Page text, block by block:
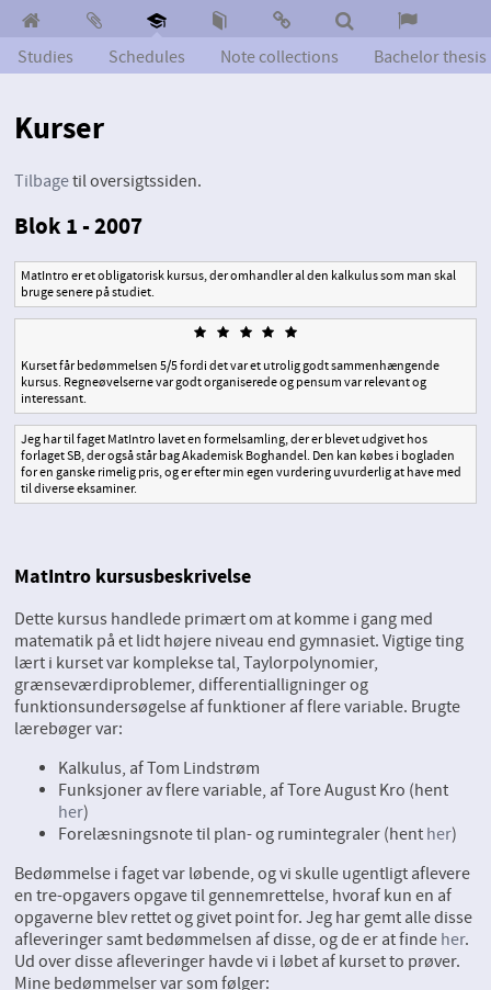
Studies Schedules Note collections Bachelor thesis
Kurser
Tilbagetil oversigtssiden.
Blok 1 - 2007
MatIntro er et obligatorisk kursus, der omhandler al den kalkulus som man skal
bruge senere på studiet.
Kurset får bedømmelsen 5/5 fordi det var et utrolig godt sammenhængende
kursus. Regneøvelserne var godt organiserede og pensum var relevant og
interessant.
Jeg har til faget MatIntro lavet en formelsamling, der er blevet udgivet hos
forlaget SB, der også står bag Akademisk Boghandel. Den kan købes i bogladen
for en ganske rimelig pris, og er efter min egen vurdering uvurderlig at have med
til diverse eksaminer.
MatIntro kursusbeskrivelse
Dette kursus handlede primært om at komme i gang med
matematik på et lidt højere niveau end gymnasiet. Vigtige ting
lært i kurset var komplekse tal, Taylorpolynomier,
grænseværdiproblemer, differentialligninger og
funktionsundersøgelse af funktioner af flere variable. Brugte
lærebøger var:
Kalkulus, af Tom Lindstrøm
Funksjoner av flere variable, af Tore August Kro (hent
her)
Forelæsningsnote til plan- og rumintegraler (hent her)
Bedømmelse i faget var løbende, og vi skulle ugentligt aflevere
en tre-opgavers opgave til gennemrettelse, hvoraf kun en af
opgaverne blev rettet og givet point for. Jeg har gemt alle disse
afleveringer samt bedømmelsen af disse, og de er at finde her.
Ud over disse afleveringer havde vi i løbet af kurset to prøver.
Mine bedømmelser var som følger: